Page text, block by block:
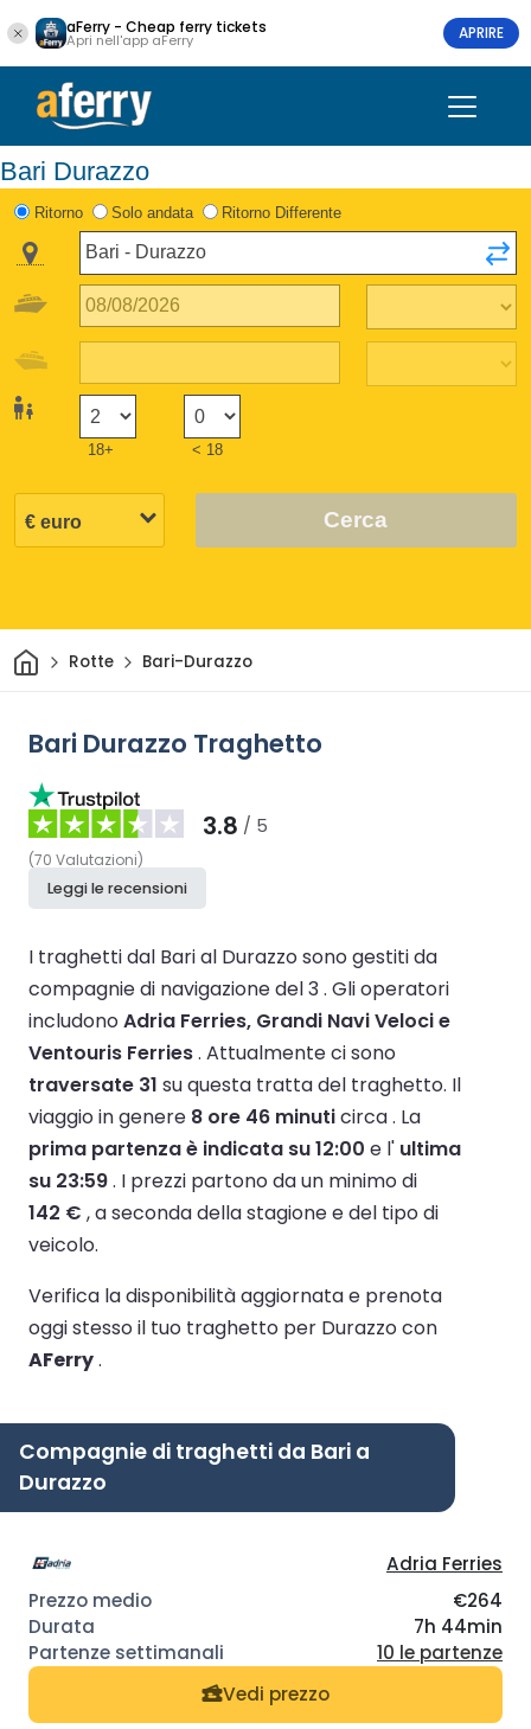
aFerry - Cheap ferry tickets
Apri nell'app aFerry APRIRE
Bari Durazzo
Ritorno Solo andata Ritorno Differente
18+ < 18
Cerca
CasaRotte Bari-Durazzo
Bari Durazzo Traghetto
3.8 / 5
(70 Valutazioni)
Leggi le recensioni
I traghetti dal Bari al Durazzo sono gestiti da
compagnie di navigazione del 3 . Gli operatori
includono Adria Ferries, Grandi Navi Veloci e
Ventouris Ferries. Attualmente ci sono
traversate 31 su questa tratta del traghetto. Il
viaggio in genere 8 ore 46 minuticirca . La
prima partenza è indicata su 12:00 e l' ultima
su 23:59. I prezzi partono da un minimo di
142 € , a seconda della stagione e del tipo di
veicolo.
Verifica la disponibilità aggiornata e prenota
oggi stesso il tuo traghetto per Durazzo con
AFerry.
Compagnie di traghetti da Bari a
Durazzo
Adria Ferries
€264
7h 44min
10 le partenze
Vedi prezzo